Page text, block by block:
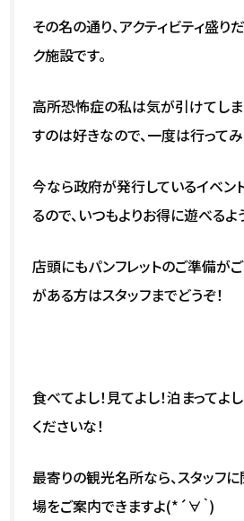
その名の通り、アクティビティ盛り
ク施設です。
高所恐怖症の私は気が引けてしま
すのは好きなので、一度は行って
今なら政府が発行しているイベン
るので、いつもよりお得に遊べるよ
店頭にもパンフレットのご準備が
がある方はスタッフまでどうぞ！
食べてよし！見てよし！泊まってよ
くださいな！
最寄りの観光名所なら、スタッフ
場をご案内できますよ(*´∀｀)